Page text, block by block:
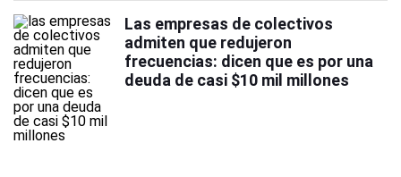
Las empresas de colectivos
admiten que redujeron
frecuencias: dicen que es por una
deuda de casi $10 mil millones